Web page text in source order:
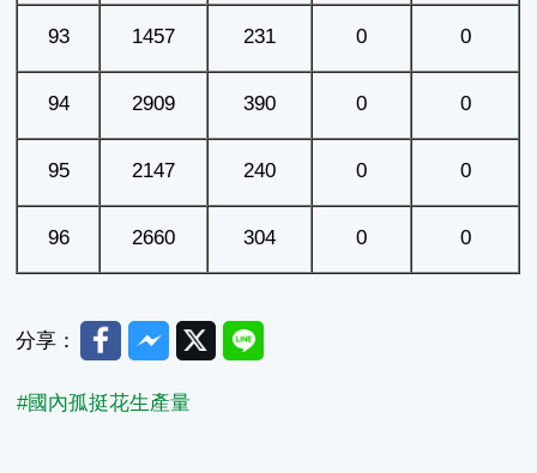
93 1457 231 0 0
94 2909 390 0 0
95 2147 240 0 0
96 2660 304 0 0
分享： FacebookMessenger
TwitterLine
#國內孤挺花生產量